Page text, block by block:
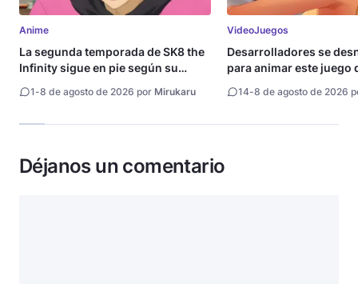
Anime
La segunda temporada de SK8 the
Infinity sigue en pie según su
1-8 de agosto de 2026 por Mirukaru
VideoJuegos
Desarrolladores se
para animar este juego
14-8 de agosto de 2026
Déjanos un comentario